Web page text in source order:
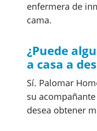
enfermera de
cama.
¿Puede
a casa a
Sí. Palomar
su
desea obtener